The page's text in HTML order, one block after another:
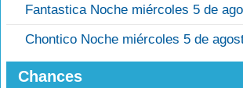
Fantastica Noche miércoles 5 de
Chontico Noche miércoles 5 de
Chances